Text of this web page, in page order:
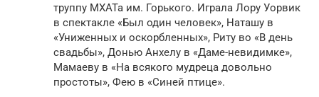
труппу МХАТа им. Горького. Играла Лору Уорвик
в спектакле «Был один человек», Наташу в
«Униженных и оскорбленных», Риту во «В день
свадьбы», Донью Анхелу в «Даме-невидимке»,
Мамаеву в «На всякого мудреца довольно
простоты», Фею в «Синей птице».